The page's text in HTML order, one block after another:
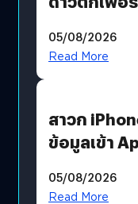
05/08/2026
Read More
สาวก
ข้อมูลเข้า
05/08/2026
Read More